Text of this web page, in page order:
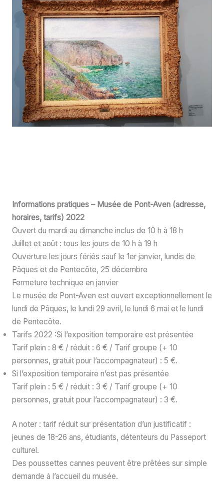
Informations pratiques – Musée de Pont-Aven (adresse,
horaires, tarifs) 2022
Ouvert du mardi au dimanche inclus de 10 h à 18 h
Juillet et août : tous les jours de 10 h à 19 h
Ouverture les jours fériés sauf le 1er janvier, lundis de
Pâques et de Pentecôte, 25 décembre
Fermeture technique en janvier
Le musée de Pont-Aven est ouvert exceptionnellement le
lundi de Pâques, le lundi 29 avril, le lundi 6 mai et le lundi
de Pentecôte.
Tarifs 2022 :Si l’exposition temporaire est présentée
Tarif plein : 8 € / réduit : 6 € / Tarif groupe (+ 10
personnes, gratuit pour l’accompagnateur) : 5 €.
Si l’exposition temporaire n’est pas présentée
Tarif plein : 5 € / réduit : 3 € / Tarif groupe (+ 10
personnes, gratuit pour l’accompagnateur) : 3 €.
A noter : tarif réduit sur présentation d’un justificatif :
jeunes de 18-26 ans, étudiants, détenteurs du Passeport
culturel.
Des poussettes cannes peuvent être prêtées sur simple
demande à l’accueil du musée.